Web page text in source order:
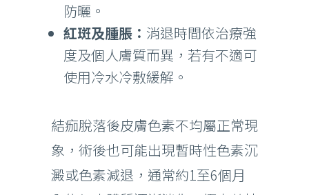
防曬。
紅斑及腫脹： 消退時間依治療強
度及個人膚質而異，若有不適可
使用冷水冷敷緩解。
結痂脫落後皮膚色素不均屬正常現
象，術後也可能出現暫時性色素沉
澱或色素減退，通常約1至6個月